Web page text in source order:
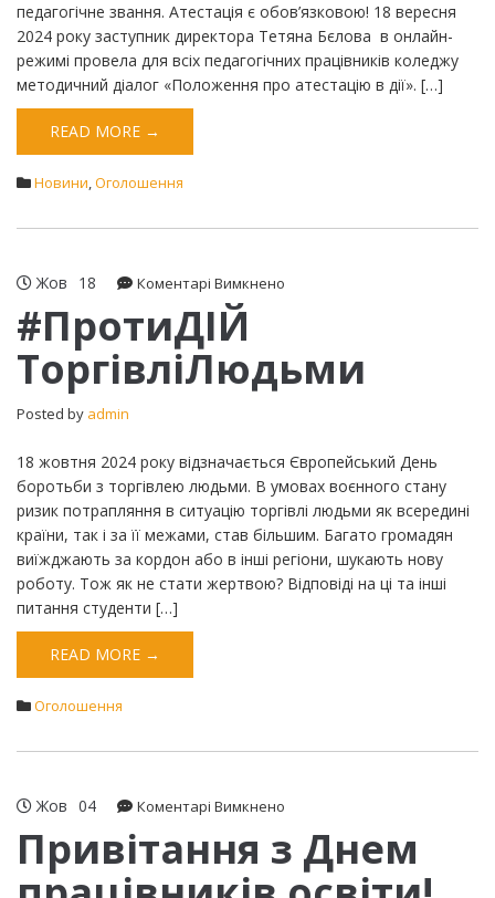
педагогічне звання. Атестація є обов’язковою! 18 вересня
2024 року заступник директора Тетяна Бєлова в онлайн-
режимі провела для всіх педагогічних працівників коледжу
методичний діалог «Положення про атестацію в дії». […]
READ MORE →
Новини,Оголошення
Жов 18 Коментарі Вимкнено
#ПротиДІЙ
ТоргівліЛюдьми
Posted by admin
18 жовтня 2024 року відзначається Європейський День
боротьби з торгівлею людьми. В умовах воєнного стану
ризик потрапляння в ситуацію торгівлі людьми як всередині
країни, так і за її межами, став більшим. Багато громадян
виїжджають за кордон або в інші регіони, шукають нову
роботу. Тож як не стати жертвою? Відповіді на ці та інші
питання студенти […]
READ MORE →
Оголошення
Жов 04 Коментарі Вимкнено
з
Днем
Привітання з Днем